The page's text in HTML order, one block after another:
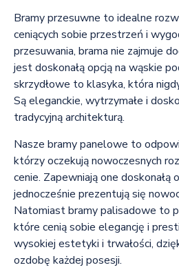
Bramy przesuwne to idealne
ceniących sobie przestrzeń i
przesuwania, brama nie zajmuje
jest doskonałą opcją na wąskie
skrzydłowe to klasyka, która
Są eleganckie, wytrzymałe i
tradycyjną architekturą.
Nasze bramy panelowe to
którzy oczekują nowoczesnych
cenie. Zapewniają one doskonałą
jednocześnie prezentują się
Natomiast bramy palisadowe to
które cenią sobie elegancję i
wysokiej estetyki i trwałości,
ozdobę każdej posesji.